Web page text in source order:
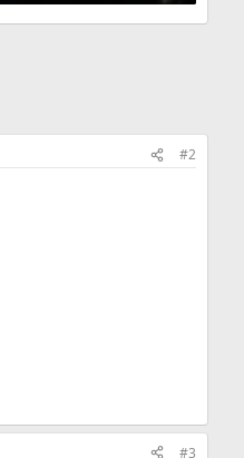
162.4 KB · Görüntüleme: 46
#2
#3